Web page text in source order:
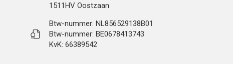
1511HV Oostzaan
Btw-nummer: NL856529138B01
Btw-nummer: BE0678413743
KvK: 66389542